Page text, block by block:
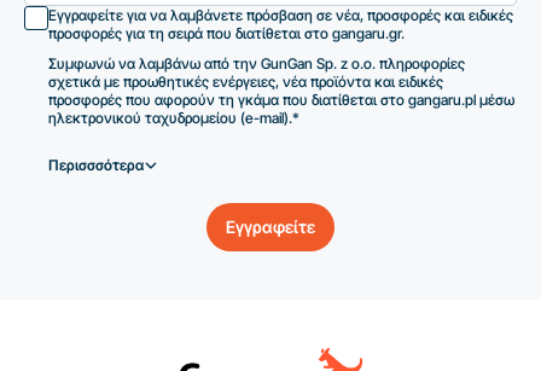
Εγγραφείτε για να λαμβάνετε πρόσβαση σε νέα, προσφορές και ειδικές
προσφορές για τη σειρά που διατίθεται στο gangaru.gr.
Συμφωνώ να λαμβάνω από την GunGan Sp. z o.o. πληροφορίες
σχετικά με προωθητικές ενέργειες, νέα προϊόντα και ειδικές
προσφορές που αφορούν τη γκάμα που διατίθεται στο gangaru.pl μέσω
ηλεκτρονικού ταχυδρομείου (e-mail).*
Περισσσότερα
Εγγραφείτε